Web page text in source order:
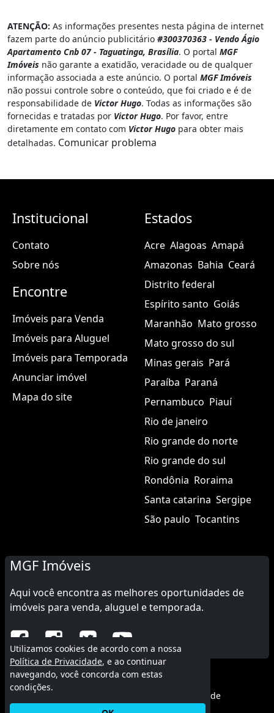
ATENÇÃO: As informações presentes nesta página de internet
fazem parte do anúncio publicitário #300370363 - Vendo Ágio
Apartamento Cnb 07 - Taguatinga, Brasília. O portal MGF
Imóveis não garante a exatidão, veracidade ou de qualquer
informação associada a este anúncio. O portal MGF Imóveis
não possui controle sobre o conteúdo, que foi criado e é de
responsabilidade de Victor Hugo. Todas as informações são
fornecidas e tratadas por Victor Hugo. Por favor, entre
diretamente em contato com Victor Hugo para obter mais
detalhadas. Comunicar problema
Institucional
Contato
Sobre nós
Encontre
Imóveis para Venda
Imóveis para Aluguel
Imóveis para Temporada
Anunciar imóvel
Mapa do site
Estados
Acre Alagoas Amapá
Amazonas Bahia Ceará
Distrito federal
Espírito santo Goiás
Maranhão Mato grosso
Mato grosso do sul
Minas gerais Pará
Paraíba Paraná
Pernambuco Piauí
Rio de janeiro
Rio grande do norte
Rio grande do sul
Rondônia Roraima
Santa catarina Sergipe
São paulo Tocantins
MGF Imóveis
Aqui você encontra as melhores oportunidades de
imóveis para venda, aluguel e temporada.
© 2015 - 2026 MGF Imóveis.
Política de privacidade
Utilizamos cookies de acordo com a nossa
Política de Privacidade, e ao continuar
navegando, você concorda com estas
condições.